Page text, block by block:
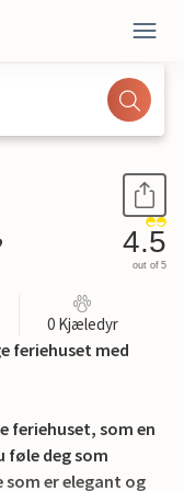
4.5
out of 5
0 Kjæledyr
feriehuset med
feriehuset, som en
føle deg som
som er elegant og